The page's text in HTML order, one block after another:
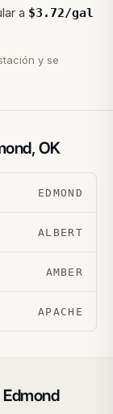
a $3.72/gal
y se
, OK
EDMOND
ALBERT
AMBER
APACHE
Edmond